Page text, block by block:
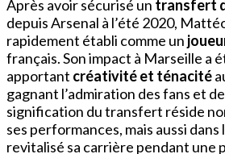
Après avoir sécurisé un transfert
depuis Arsenal à l’été 2020,
rapidement établi comme un
français. Son impact à Marseille a
apportant créativité et ténacité
gagnant l’admiration des fans et
signification du transfert réside
ses performances, mais aussi dans
revitalisé sa carrière pendant une